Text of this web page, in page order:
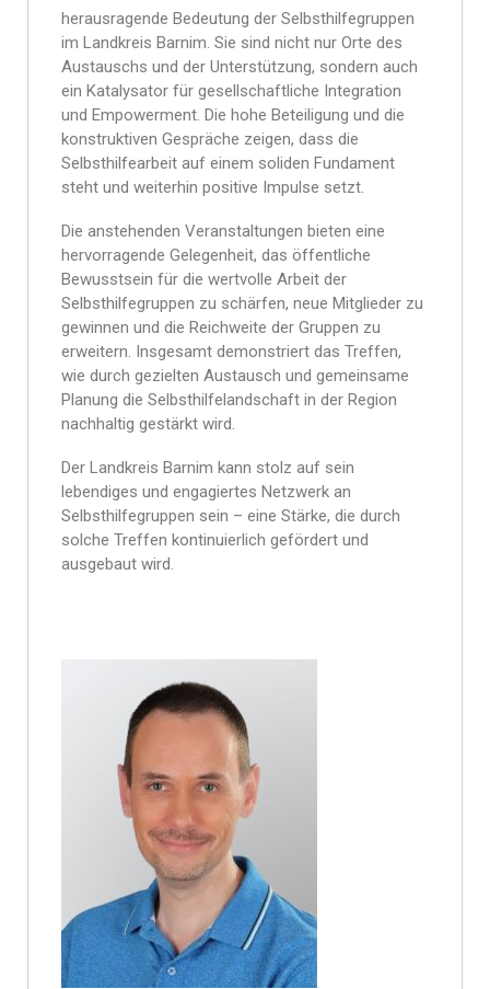
herausragende Bedeutung der Selbsthilfegruppen
im Landkreis Barnim. Sie sind nicht nur Orte des
Austauschs und der Unterstützung, sondern auch
ein Katalysator für gesellschaftliche Integration
und Empowerment. Die hohe Beteiligung und die
konstruktiven Gespräche zeigen, dass die
Selbsthilfearbeit auf einem soliden Fundament
steht und weiterhin positive Impulse setzt.
Die anstehenden Veranstaltungen bieten eine
hervorragende Gelegenheit, das öffentliche
Bewusstsein für die wertvolle Arbeit der
Selbsthilfegruppen zu schärfen, neue Mitglieder zu
gewinnen und die Reichweite der Gruppen zu
erweitern. Insgesamt demonstriert das Treffen,
wie durch gezielten Austausch und gemeinsame
Planung die Selbsthilfelandschaft in der Region
nachhaltig gestärkt wird.
Der Landkreis Barnim kann stolz auf sein
lebendiges und engagiertes Netzwerk an
Selbsthilfegruppen sein – eine Stärke, die durch
solche Treffen kontinuierlich gefördert und
ausgebaut wird.